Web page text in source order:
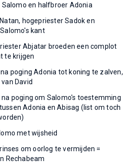
en halfbroer Adonia
hogepriester Sadok en
kant
Abjatar broeden een complot
te krijgen
poging Adonia tot koning te zalven,
David
poging om Salomo's toestemming
Adonia en Abisag (list om toch
met wijsheid
om oorlog te vermijden =
Rechabeam